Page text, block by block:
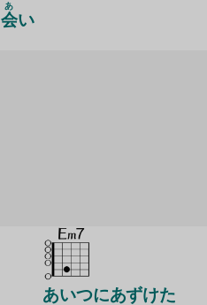
会
あ
い
あいつにあずけた